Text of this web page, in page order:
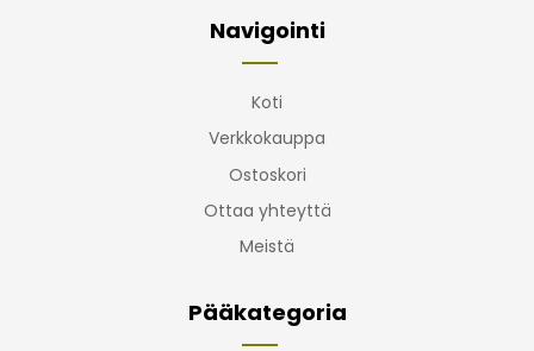
Navigointi
Koti
Verkkokauppa
Ostoskori
Ottaa yhteyttä
Meistä
Pääkategoria